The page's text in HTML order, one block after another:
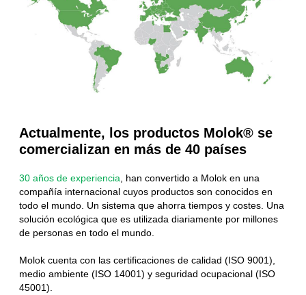
Actualmente, los productos Molok® se
comercializan en más de 40 países
30 años de experiencia , han convertido a Molok en una
compañía internacional cuyos productos son conocidos en
todo el mundo. Un sistema que ahorra tiempos y costes. Una
solución ecológica que es utilizada diariamente por millones
de personas en todo el mundo.
Molok cuenta con las certificaciones de calidad (ISO 9001),
medio ambiente (ISO 14001) y seguridad ocupacional (ISO
45001).